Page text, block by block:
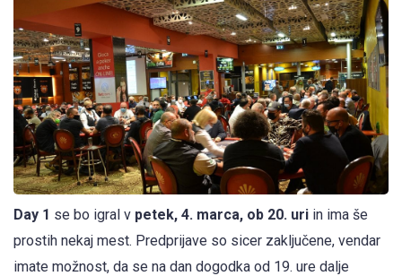
Day 1 se bo igral v petek, 4. marca, ob 20. uri in ima še
prostih nekaj mest. Predprijave so sicer zaključene, vendar
imate možnost, da se na dan dogodka od 19. ure dalje